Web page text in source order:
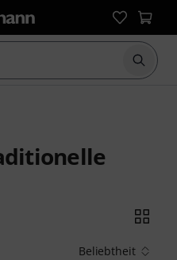
Suche
Beliebtheit